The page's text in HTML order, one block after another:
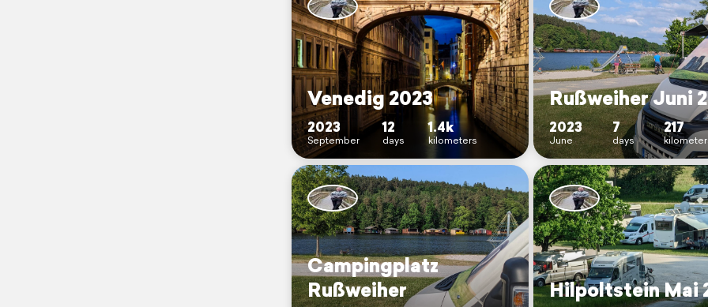
Venedig 2023
2023
September
12
days
1.4k
kilometers
Rußweiher Juni
2023
June
7
days
217
Campingplatz
Rußweiher
Hilpoltstein Mai